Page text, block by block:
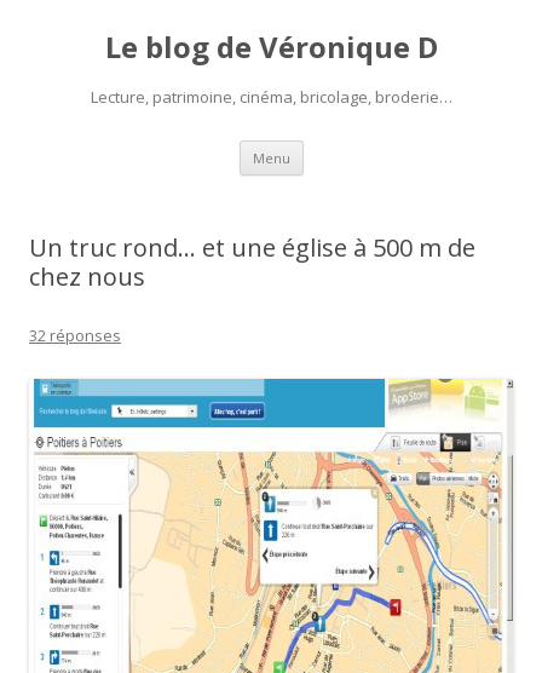
Le blog de Véronique D
Lecture, patrimoine, cinéma, bricolage, broderie…
Menu Aller
contenu
Un truc rond… et une église à 500 m de
chez nous
32 réponses